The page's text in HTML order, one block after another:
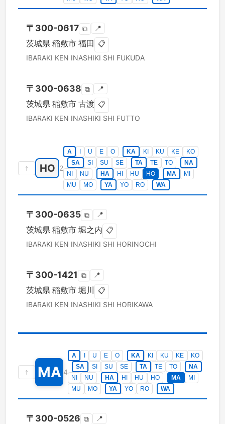
〒 300-0617 ⧉ 📍
茨城県 稲敷市 福田 📋
IBARAKI KEN INASHIKI SHI FUKUDA
〒 300-0638 ⧉ 📍
茨城県 稲敷市 古渡 📋
IBARAKI KEN INASHIKI SHI FUTTO
↑ HO 2
A U E O KA KI KU KE
KO
SA
SI SU SE TA TE TO
NA
NI
NU HA HI HU HO MA
MI
MU
MO YA YO RO WA
〒 300-0635 ⧉ 📍
茨城県 稲敷市 堀之内 📋
IBARAKI KEN INASHIKI SHI HORINOCHI
〒 300-1421 ⧉ 📍
茨城県 稲敷市 堀川 📋
IBARAKI KEN INASHIKI SHI HORIKAWA
↑ MA 4
A U E O KA KI KU KE
KO
SA
SI SU SE TA TE TO
NA
NI
NU HA HI HU HO MA
MI
MU
MO YA YO RO WA
〒 300-0526 ⧉ 📍